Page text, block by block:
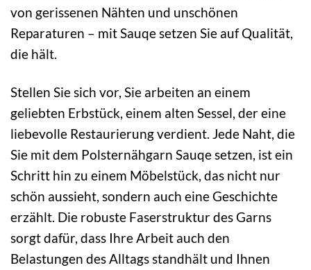
von gerissenen Nähten und unschönen
Reparaturen – mit Sauqe setzen Sie auf Qualität,
die hält.
Stellen Sie sich vor, Sie arbeiten an einem
geliebten Erbstück, einem alten Sessel, der eine
liebevolle Restaurierung verdient. Jede Naht, die
Sie mit dem Polsternähgarn Sauqe setzen, ist ein
Schritt hin zu einem Möbelstück, das nicht nur
schön aussieht, sondern auch eine Geschichte
erzählt. Die robuste Faserstruktur des Garns
sorgt dafür, dass Ihre Arbeit auch den
Belastungen des Alltags standhält und Ihnen